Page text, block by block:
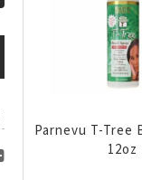
Parnevu T-Tree
12oz